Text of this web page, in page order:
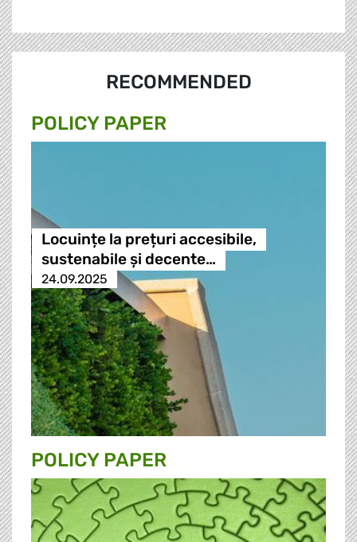
RECOMMENDED
POLICY PAPER
Locuințe la prețuri accesibile,
sustenabile și decente…
24.09.2025
POLICY PAPER